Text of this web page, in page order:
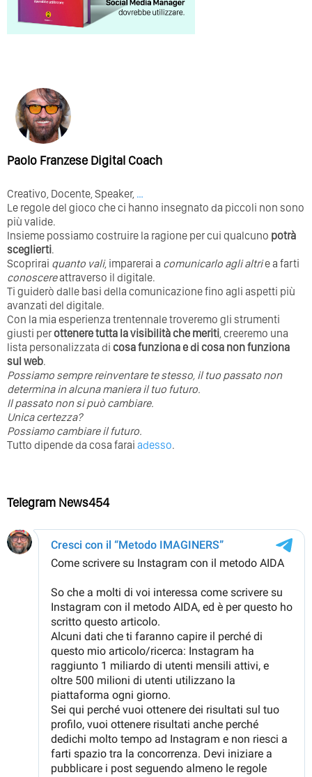
Paolo Franzese Digital Coach
Creativo, Docente, Speaker, …
Le regole del gioco che ci hanno insegnato da piccoli non sono
più valide.
Insieme possiamo costruire la ragione per cui qualcuno potrà
sceglierti.
Scoprirai quanto vali, imparerai a comunicarlo agli altrie a farti
conoscereattraverso il digitale.
Ti guiderò dalle basi della comunicazione fino agli aspetti più
avanzati del digitale.
Con la mia esperienza trentennale troveremo gli strumenti
giusti perottenere tutta la visibilità che meriti, creeremo una
lista personalizzata di cosa funziona e di cosa non funziona
sul web.
Possiamo sempre reinventare te stesso, il tuo passato non
determina in alcuna maniera il tuo futuro. ⁣
⁣Il passato non si può cambiare.
Unica certezza?
Possiamo cambiare il futuro.
Tutto dipende da cosa farai adesso.
Telegram News454